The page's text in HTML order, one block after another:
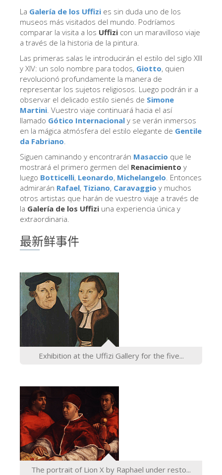
新展示室厅
佛罗伦萨博物馆
巴杰罗美术馆
学院美术馆
巴拉丁画廊
美第奇教堂
圣马可博物馆
考古学博物馆
宝石加工博物馆
伽利略博物馆
Boboli Gardens
The Arnolfo\'s tower
旧宫
圣十字教堂
现在预定
预约导游
Only Tickets Fast Track Entrance
ZH
DEUTSCH
FRANÇAIS
ESPAÑOL
La Galería de los Uffizi es sin duda uno de los
museos más visitados del mundo. Podríamos
comparar la visita a los Uffizi con un maravilloso viaje
a través de la historia de la pintura.
Las primeras salas le introducirán el estilo del siglo XIII
y XIV: un solo nombre para todos, Giotto, quien
revolucionó profundamente la manera de
representar los sujetos religiosos. Luego podrán ir a
observar el delicado estilo sienés de Simone
Martini. Vuestro viaje continuará hacia el así
llamado Gótico Internacional y se verán inmersos
en la mágica atmósfera del estilo elegante de Gentile
da Fabriano.
Siguen caminando y encontrarán Masaccio que le
mostrará el primero germen del Renacimiento y
luego Botticelli, Leonardo, Michelangelo. Entonces
admirarán Rafael, Tiziano, Caravaggio y muchos
otros artistas que harán de vuestro viaje a través de
la Galería de los Uffizi una experiencia única y
extraordinaria.
最新鲜事件
Exhibition at the Uffizi Gallery for the five...
The portrait of Lion X by Raphael under resto...